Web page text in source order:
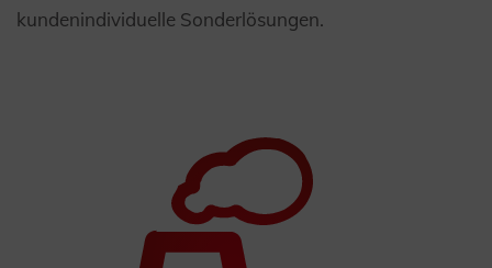
kundenindividuelle Sonderlösungen.